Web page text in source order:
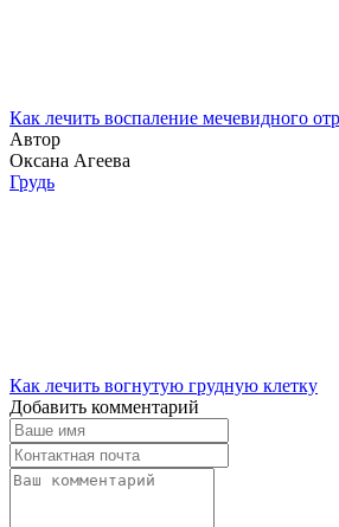
Как лечить воспаление мечевидного
Автор
Оксана Агеева
Грудь
Как лечить вогнутую грудную клетку
Добавить комментарий